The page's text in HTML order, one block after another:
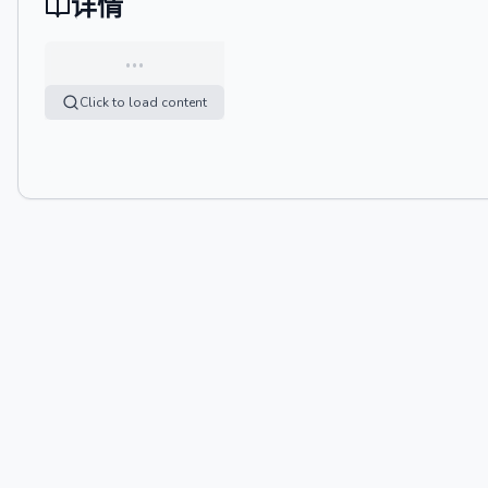
…
Click to load content